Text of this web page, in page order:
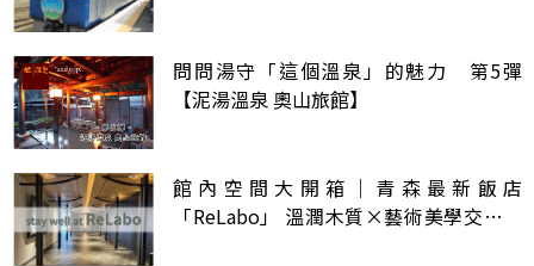
問問湯守「這個溫泉」的魅力 第5彈
【泥湯溫泉 奧山旅館】
館內空間大開箱｜青森最新飯店
「ReLabo」 溫潤木質×藝術美學交織的